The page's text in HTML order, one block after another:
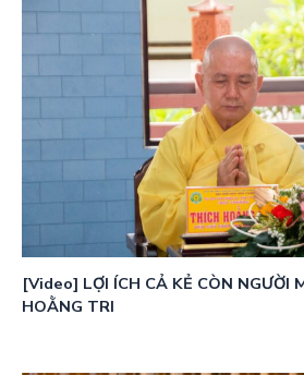
[Video] LỢI ÍCH CẢ KẺ CÒN NGƯỜI
HOẰNG TRI